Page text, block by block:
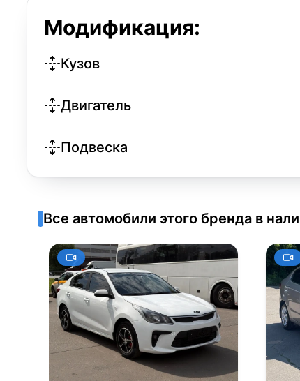
Модификация:
Кузов
Двигатель
Подвеска
Все автомобили этого бренда в